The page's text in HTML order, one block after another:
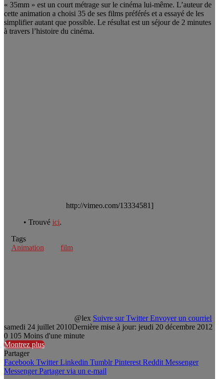
« 35mm » est un court métrage sur le cinéma lui-même. L’auteur de
cette animation a choisi 35 de ses films préférés et a essayé de les
simplifier autant que possible. Le résultat est un séjour de 2 minutes
à travers l’histoire du cinéma.
http://vimeo.com/13334581]
• Trouvé ici.
Tags
Animation
film
@lex Suivre sur Twitter Envoyer un courriel
samedi 24 juillet 2010Dernière mise à jour: jeudi 20 décembre 2012
0 105 Moins d'une minute
Montrez plus
Partager
Facebook Twitter Linkedin Tumblr Pinterest Reddit Messenger
Messenger Partager via un e-mail